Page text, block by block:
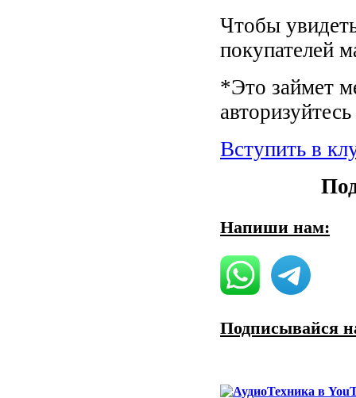
Чтобы
покупателей
*Это займет
Вступить в
Напиши нам:
Подписывайся